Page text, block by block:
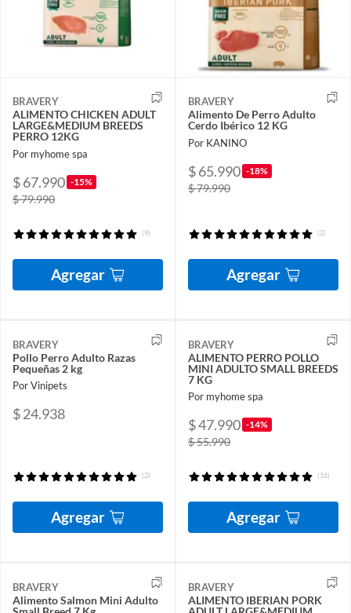
BRAVERY
ALIMENTO CHICKEN ADULT
LARGE&MEDIUM BREEDS
PERRO 12KG
Por myhome spa
$ 67.990 -15%
$ 79.990
(9)
Agregar
BRAVERY
Alimento De Perro Adulto
Cerdo Ibérico 12 KG
Por KANINO
$ 65.990 -18%
$ 79.990
(2)
Agregar
BRAVERY
Pollo Perro Adulto Razas
Pequeñas 2 kg
Por Vinipets
$ 24.938
(2)
Agregar
BRAVERY
ALIMENTO PERRO POLLO
MINI ADULTO SMALL BREEDS
7 KG
Por myhome spa
$ 47.990 -14%
$ 55.990
(16)
Agregar
BRAVERY
Alimento Salmon Mini Adulto
BRAVERY
ALIMENTO IBERIAN PORK